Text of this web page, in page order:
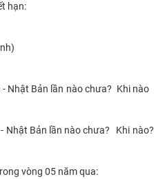
Nhật Bản lần nào chưa? Khi nào
Nhật Bản lần nào chưa? Khi nào?
vòng 05 năm qua: